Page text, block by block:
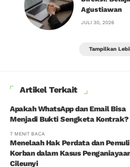
Agustiawan
JULI 30, 2026
Tampilkan
Artikel Terkait
Apakah WhatsApp dan Email Bisa
Menjadi Bukti Sengketa Kontrak?
7 MENIT BACA
Menelaah Hak Perdata dan
Korban dalam Kasus
Cileunyi